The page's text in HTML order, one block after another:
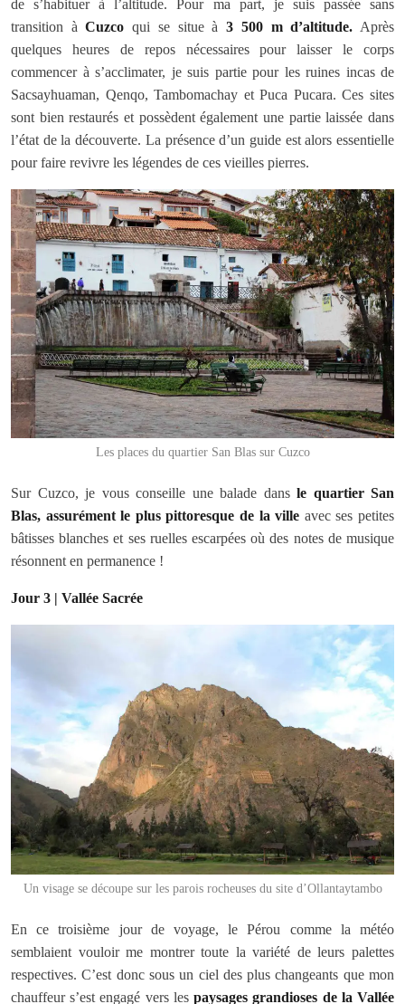
de s’habituer à l’altitude. Pour ma part, je suis passée sans
transition àCuzco qui se situe à3 500 m d’altitude. Après
quelques heures de repos nécessaires pour laisser le corps
commencer à s’acclimater, je suis partie pour les ruines incas de
Sacsayhuaman, Qenqo, Tambomachay et Puca Pucara. Ces sites
sont bien restaurés et possèdent également une partie laissée dans
l’état de la découverte. La présence d’un guide est alors essentielle
pour faire revivre les légendes de ces vieilles pierres.
Les places du quartier San Blas sur Cuzco
Sur Cuzco, je vous conseille une balade dans le quartier San
Blas, assurément le plus pittoresque de la ville avec ses petites
bâtisses blanches et ses ruelles escarpées où des notes de musique
résonnent en permanence !
Jour 3 | Vallée Sacrée
Un visage se découpe sur les parois rocheuses du site d’Ollantaytambo
En ce troisième jour de voyage, le Pérou comme la météo
semblaient vouloir me montrer toute la variété de leurs palettes
respectives. C’est donc sous un ciel des plus changeants que mon
chauffeur s’est engagé vers lespaysages grandioses de la Vallée